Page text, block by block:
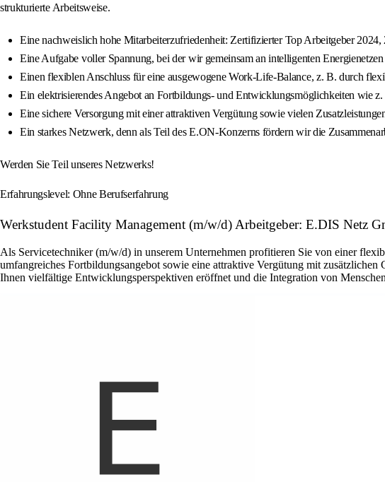
strukturierte Arbeitsweise.
Eine nachweislich hohe Mitarbeiterzufriedenheit: Zertifizierter Top Arbeitgeber
Eine Aufgabe voller Spannung, bei der wir gemeinsam an intelligenten
Einen flexiblen Anschluss für eine ausgewogene Work-Life-Balance, z. B. durch
Ein elektrisierendes Angebot an Fortbildungs- und Entwicklungsmöglichkeiten wie
Eine sichere Versorgung mit einer attraktiven Vergütung sowie vielen
Ein starkes Netzwerk, denn als Teil des E.ON-Konzerns fördern wir die
Werden Sie Teil unseres Netzwerks!
Erfahrungslevel: Ohne Berufserfahrung
Werkstudent Facility Management (m/w/d) Arbeitgeber: E.DIS Netz
Als Servicetechniker (m/w/d) in unserem Unternehmen profitieren Sie von einer
umfangreiches Fortbildungsangebot sowie eine attraktive Vergütung mit
Ihnen vielfältige Entwicklungsperspektiven eröffnet und die Integration von